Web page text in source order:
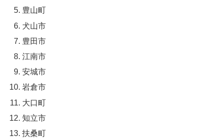
豊山町
犬山市
豊田市
江南市
安城市
岩倉市
大口町
知立市
扶桑町